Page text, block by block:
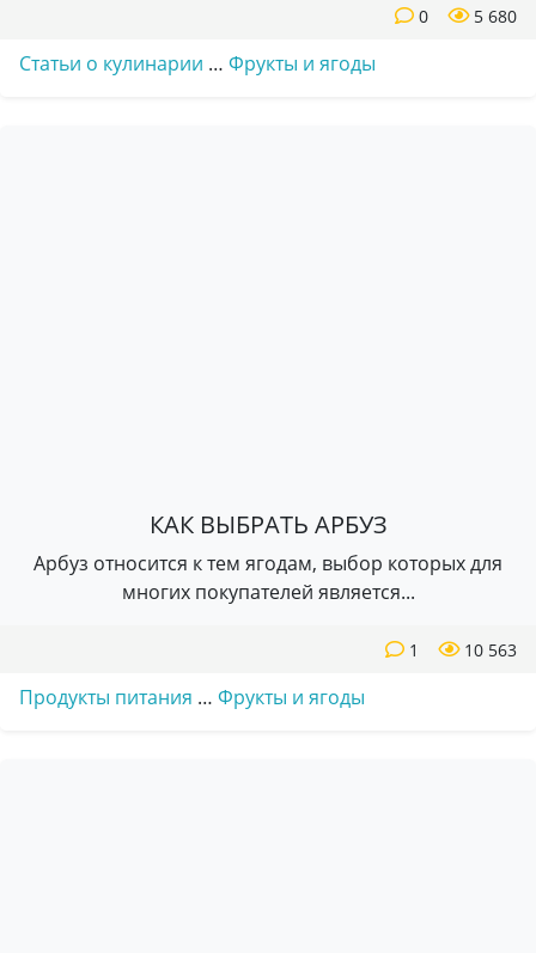
5 680
0
Статьи о кулинарии … Фрукты и ягоды
КАК ВЫБРАТЬ АРБУЗ
Арбуз относится к тем ягодам, выбор которых для
многих покупателей является...
10 563
1
Продукты питания … Фрукты и ягоды